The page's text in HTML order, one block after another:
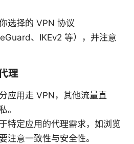
选择的 VPN 协议
、IKEv2 等），并注意
理
应用走 VPN，其他流量直
。
特定应用的代理需求，如浏览
注意一致性与安全性。